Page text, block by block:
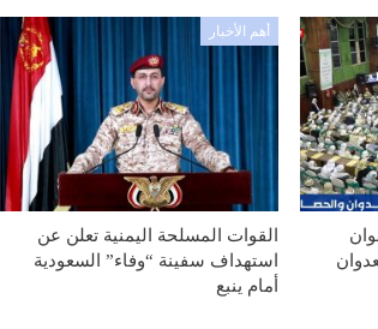
أهم الأخبار
القوات المسلحة اليمنية تعلن عن
استهداف سفينة “وفاء” السعودية
أمام ينبع